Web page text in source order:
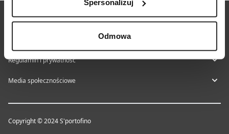
Spersonalizuj
Odmowa
O nas
Regulamin i prywatność
Media społecznościowe
Copyright © 2024 S'portofino